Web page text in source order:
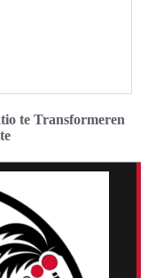
te Transformeren